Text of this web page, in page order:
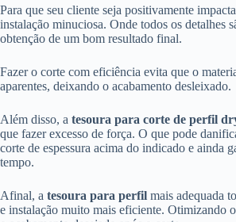
Para que seu cliente seja positivamente
instalação minuciosa. Onde todos os detalhes
obtenção de um bom resultado final.
Fazer o corte com eficiência evita que o
aparentes, deixando o acabamento desleixado.
Além disso, a tesoura para corte de perfil
que fazer excesso de força. O que pode
corte de espessura acima do indicado e ainda
tempo.
Afinal, a tesoura para perfil mais adequada
e instalação muito mais eficiente. Otimizando